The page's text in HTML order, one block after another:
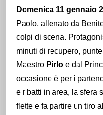
Domenica 11 gennaio
Paolo, allenato da
colpi di scena.
minuti di recupero,
Maestro Pirlo e dal
occasione è per i
e ribatti in area, la sfera
flette e fa partire un tiro